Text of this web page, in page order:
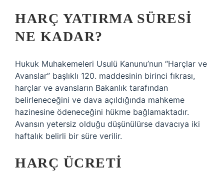
HARÇ YATIRMA SÜRESI
NE KADAR?
Hukuk Muhakemeleri Usulü Kanunu’nun “Harçlar ve
Avanslar” başlıklı 120. maddesinin birinci fıkrası,
harçlar ve avansların Bakanlık tarafından
belirleneceğini ve dava açıldığında mahkeme
hazinesine ödeneceğini hükme bağlamaktadır.
Avansın yetersiz olduğu düşünülürse davacıya iki
haftalık belirli bir süre verilir.
HARÇ ÜCRETI